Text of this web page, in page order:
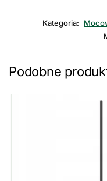
Kategoria:
Podobne